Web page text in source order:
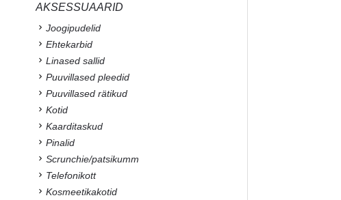
AKSESSUAARID
Joogipudelid
Ehtekarbid
Linased sallid
Puuvillased pleedid
Puuvillased rätikud
Kotid
Kaarditaskud
Pinalid
Scrunchie/patsikumm
Telefonikott
Kosmeetikakotid